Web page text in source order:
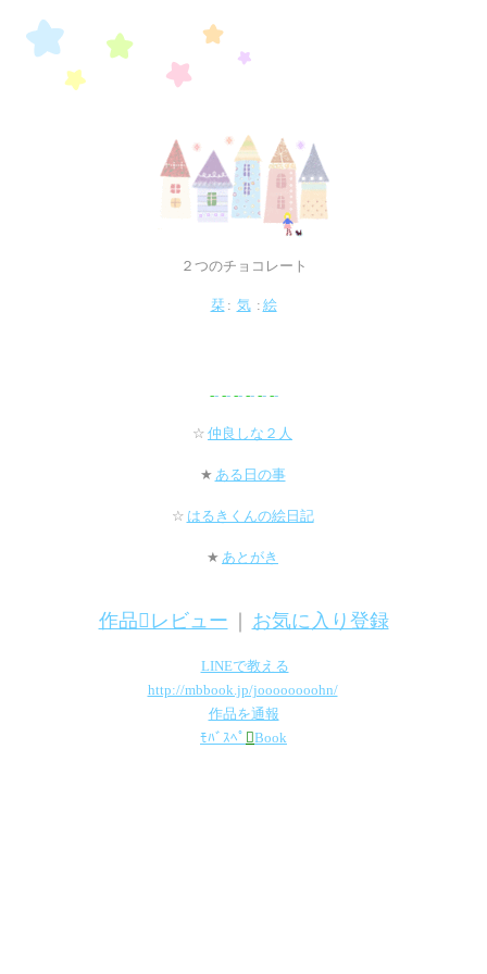
２つのチョコレート
栞 : 気 : 絵
‐‐ ‐‐ ‐‐ ‐‐ ‐‐ ‐‐
☆ 仲良しな２人
★ ある日の事
☆ はるきくんの絵日記
★ あとがき
作品レビュー お気に入り登録
LINEで教える
http://mbbook.jp/joooooooohn/
作品を通報
ﾓﾊﾞｽﾍﾟ Book